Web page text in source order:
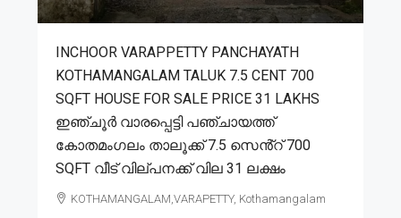
INCHOOR VARAPPETTY PANCHAYATH
KOTHAMANGALAM TALUK 7.5 CENT 700
SQFT HOUSE FOR SALE PRICE 31 LAKHS
ഇഞ്ചൂർ വാരപ്പെട്ടി പഞ്ചായത്ത്
കോതമംഗലം താലൂക്ക് 7.5 സെൻ്റ് 700
SQFT വീട് വില്പനക്ക് വില 31 ലക്ഷം
KOTHAMANGALAM,VARAPETTY, Kothamangalam